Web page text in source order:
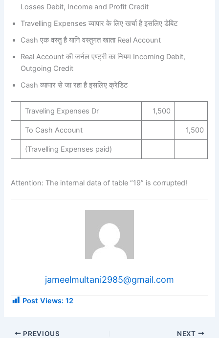
Losses Debit, Income and Profit Credit
Travelling Expenses व्यापार के लिए खर्चा है इसलिए डेबिट
Cash एक वस्तु है यानि वस्तुगत खाता Real Account
Real Account की जर्नल एण्ट्री का नियम Incoming Debit,
Outgoing Credit
Cash व्यापार से जा रहा है इसलिए क्रेडिट
Traveling Expenses Dr 1,500
To Cash Account 1,500
(Travelling Expenses paid)
Attention: The internal data of table “19” is corrupted!
jameelmultani2985@gmail.com
Post Views: 12
PREVIOUS NEXT